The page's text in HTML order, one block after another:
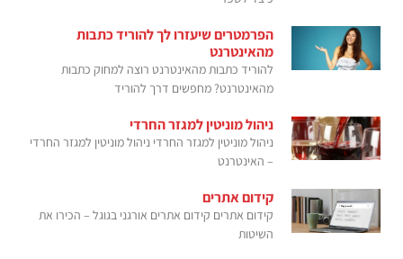
הפרמטרים שיעזרו לך להוריד כתבות
מהאינטרנט
להוריד כתבות מהאינטרנט רוצה למחוק כתבות
מהאינטרנט? מחפשים דרך להוריד
ניהול מוניטין למגזר החרדי
ניהול מוניטין למגזר החרדי ניהול מוניטין למגזר החרדי
– האינטרנט
קידום אתרים
קידום אתרים קידום אתרים אורגני בגוגל – הכירו את
השיטות